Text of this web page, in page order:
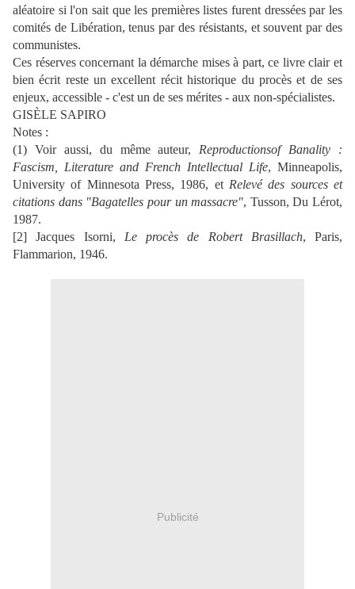
aléatoire si l'on sait que les premières listes furent dressées par les
comités de Libération, tenus par des résistants, et souvent par des
communistes.
Ces réserves concernant la démarche mises à part, ce livre clair et
bien écrit reste un excellent récit historique du procès et de ses
enjeux, accessible - c'est un de ses mérites - aux non-spécialistes.
GISÈLE SAPIRO
Notes :
(1) Voir aussi, du même auteur, Reproductionsof Banality :
Fascism, Literature and French Intellectual Life, Minneapolis,
University of Minnesota Press, 1986, et Relevé des sources et
citations dans "Bagatelles pour un massacre", Tusson, Du Lérot,
1987.
[2] Jacques Isorni, Le procès de Robert Brasillach, Paris,
Flammarion, 1946.
Publicité